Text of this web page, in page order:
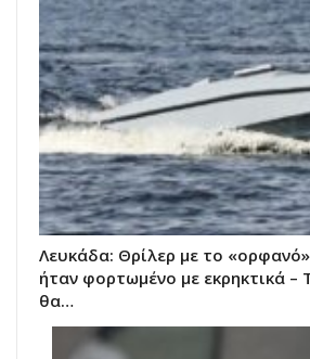
Λευκάδα: Θρίλερ με το
ήταν φορτωμένο με εκρηκτικά –
θα…